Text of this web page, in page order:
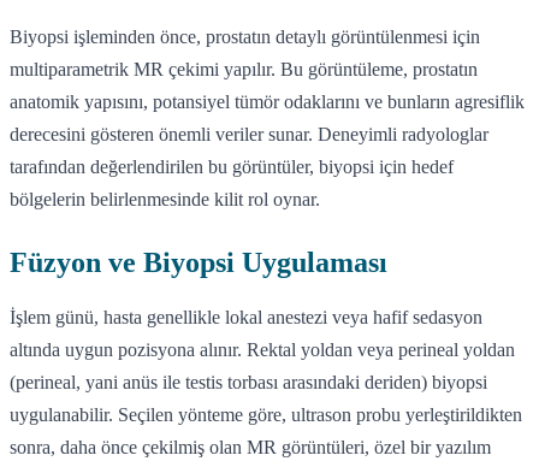
Biyopsi işleminden önce, prostatın detaylı görüntülenmesi için
multiparametrik MR çekimi yapılır. Bu görüntüleme, prostatın
anatomik yapısını, potansiyel tümör odaklarını ve bunların agresiflik
derecesini gösteren önemli veriler sunar. Deneyimli radyologlar
tarafından değerlendirilen bu görüntüler, biyopsi için hedef
bölgelerin belirlenmesinde kilit rol oynar.
Füzyon ve Biyopsi Uygulaması
İşlem günü, hasta genellikle lokal anestezi veya hafif sedasyon
altında uygun pozisyona alınır. Rektal yoldan veya perineal yoldan
(perineal, yani anüs ile testis torbası arasındaki deriden) biyopsi
uygulanabilir. Seçilen yönteme göre, ultrason probu yerleştirildikten
sonra, daha önce çekilmiş olan MR görüntüleri, özel bir yazılım